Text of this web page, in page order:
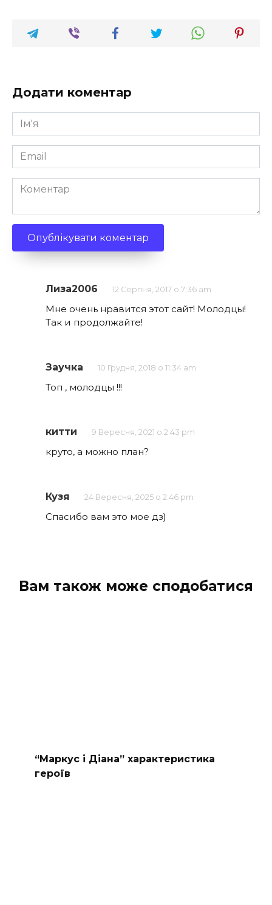
Додати коментар
Ім'я
*
Email
*
Коментар
Лиза2006 12 Серпня, 2017 о 7:36 am
Мне очень нравится этот сайт! Молодцы!
Так и продолжайте!
Заучка 10 Грудня, 2018 о 11:34 am
Топ , молодцы !!!
китти 9 Вересня, 2021 о 2:43 pm
круто, а можно план?
Кузя 24 Вересня, 2025 о 2:46 pm
Спасибо вам это мое дз)
Вам також може сподобатися
“Маркус і Діана” характеристика
героїв